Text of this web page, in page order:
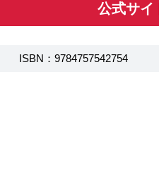
公式サイ
ISBN：9784757542754